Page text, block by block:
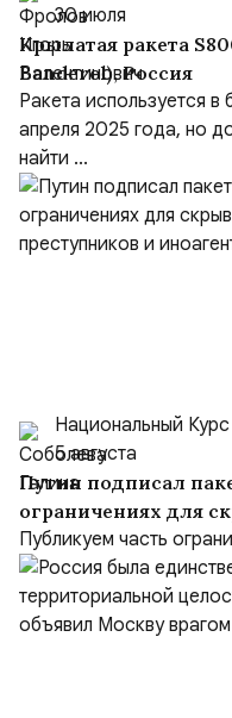
30 июля
Крылатая ракета
Banderol), Россия
Ракета используется в
апреля 2025 года, но
найти ...
Национальный Курс
5 августа
Путин подписал
ограничениях для
рубежом
Публикуем часть